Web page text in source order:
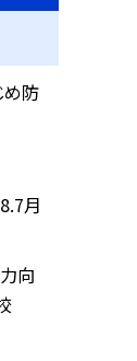
防
月
向